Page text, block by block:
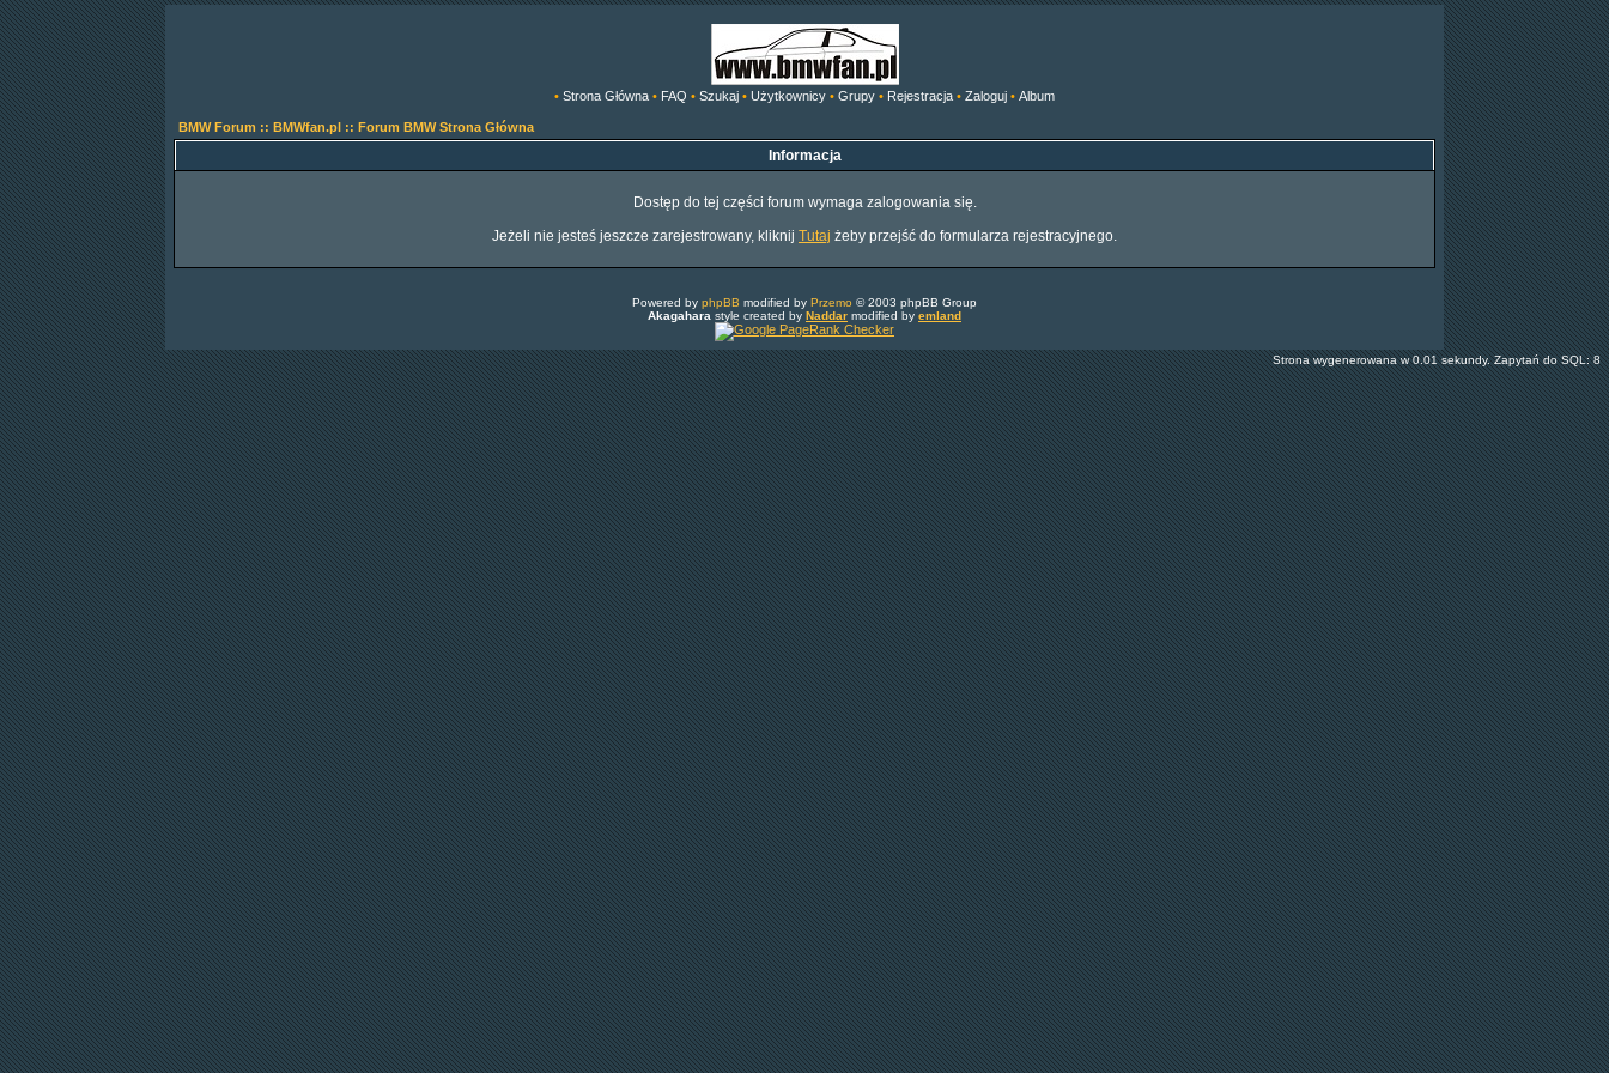
• Strona Główna • FAQ • Szukaj • Użytkownicy • Grupy • Rejestracja • Zaloguj • Album
BMW Forum :: BMWfan.pl :: Forum BMW Strona Główna
Informacja
Dostęp do tej części forum wymaga zalogowania się.
Jeżeli nie jesteś jeszcze zarejestrowany, kliknij Tutaj żeby przejść do formularza rejestracyjnego.
Powered by phpBB modified by Przemo © 2003 phpBB Group
Akagahara style created by Naddar modified by emland
Strona wygenerowana w 0.01 sekundy. Zapytań do SQL: 8